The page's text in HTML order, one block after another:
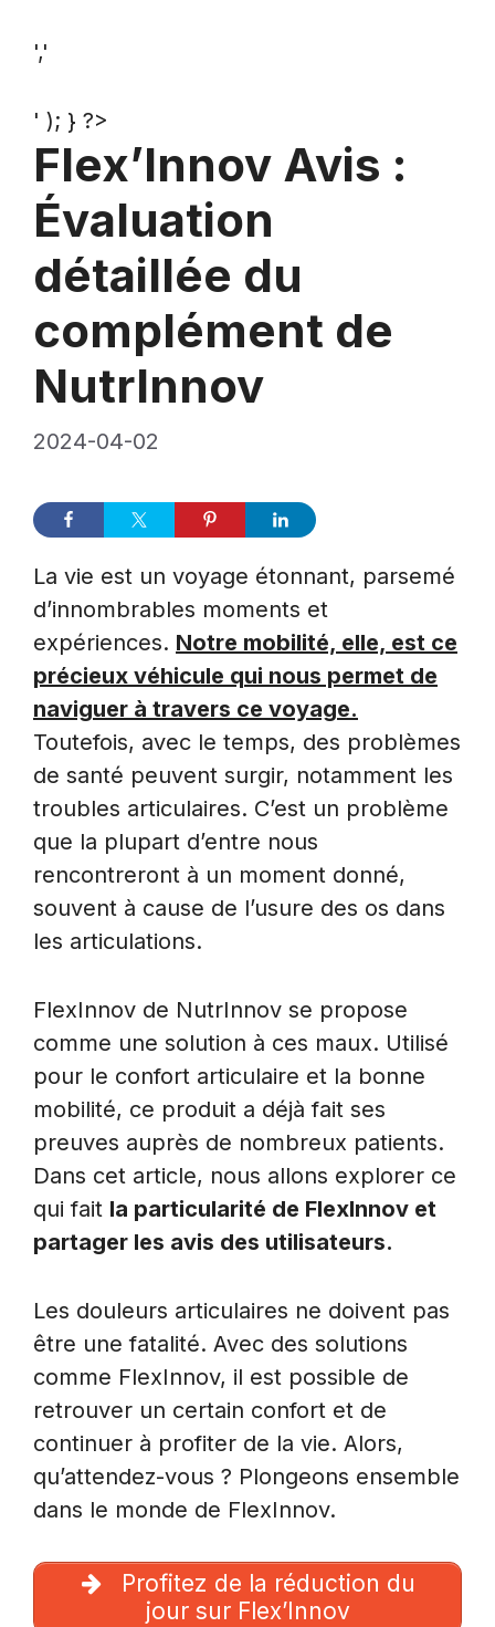
','
' ); } ?>
Flex’Innov Avis :
Évaluation
détaillée du
complément de
NutrInnov
2024-04-02
La vie est un voyage étonnant, parsemé
d’innombrables moments et
expériences. Notre mobilité, elle, est ce
précieux véhicule qui nous permet de
naviguer à travers ce voyage.
Toutefois, avec le temps, des problèmes
de santé peuvent surgir, notamment les
troubles articulaires. C’est un problème
que la plupart d’entre nous
rencontreront à un moment donné,
souvent à cause de l’usure des os dans
les articulations.
FlexInnov de NutrInnov se propose
comme une solution à ces maux. Utilisé
pour le confort articulaire et la bonne
mobilité, ce produit a déjà fait ses
preuves auprès de nombreux patients.
Dans cet article, nous allons explorer ce
qui fait la particularité de FlexInnov et
partager les avis des utilisateurs.
Les douleurs articulaires ne doivent pas
être une fatalité. Avec des solutions
comme FlexInnov, il est possible de
retrouver un certain confort et de
continuer à profiter de la vie. Alors,
qu’attendez-vous ? Plongeons ensemble
dans le monde de FlexInnov.
Profitez de la réduction du
jour sur Flex’Innov